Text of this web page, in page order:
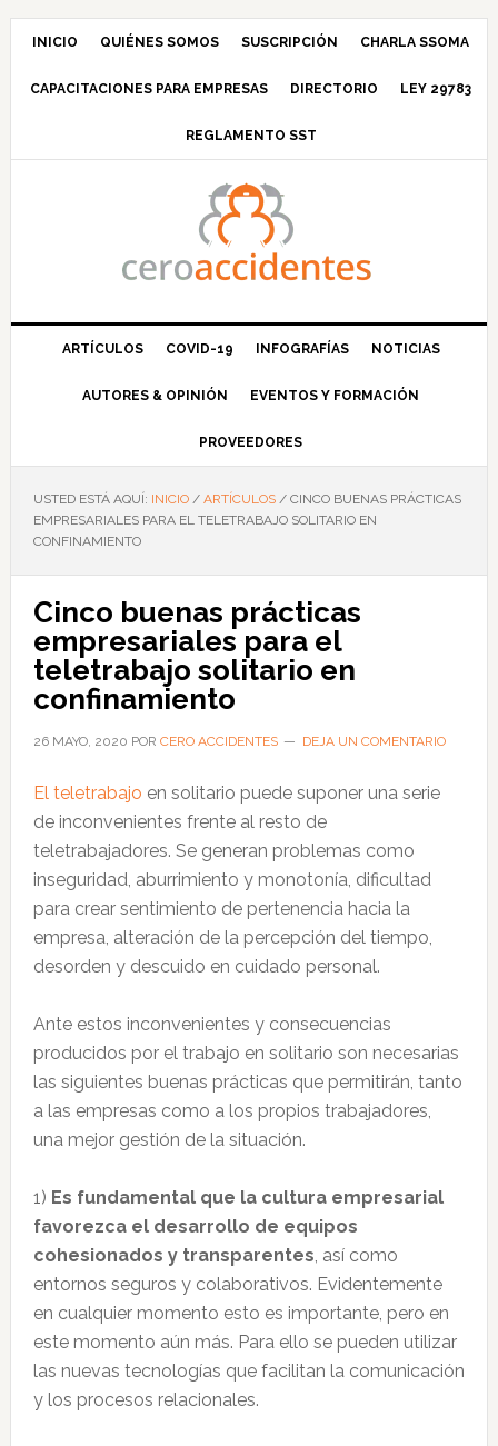
Saltar
navegación
Saltar
principal
Saltar
barra
principal
Saltar
INICIO QUIÉNES SOMOS SUSCRIPCIÓN CHARLA SSOMA
CAPACITACIONES PARA EMPRESAS DIRECTORIO LEY 29783
REGLAMENTO SST
ARTÍCULOS COVID-19 INFOGRAFÍAS NOTICIAS
AUTORES & OPINIÓN EVENTOS Y FORMACIÓN
PROVEEDORES
USTED ESTÁ AQUÍ: INICIO / ARTÍCULOS /CINCO BUENAS PRÁCTICAS
EMPRESARIALES PARA EL TELETRABAJO SOLITARIO EN
CONFINAMIENTO
Cinco buenas prácticas
empresariales para el
teletrabajo solitario en
confinamiento
26 MAYO, 2020 POR CERO ACCIDENTES DEJA UN COMENTARIO
El teletrabajo en solitario puede suponer una serie
de inconvenientes frente al resto de
teletrabajadores. Se generan problemas como
inseguridad, aburrimiento y monotonía, dificultad
para crear sentimiento de pertenencia hacia la
empresa, alteración de la percepción del tiempo,
desorden y descuido en cuidado personal.
Ante estos inconvenientes y consecuencias
producidos por el trabajo en solitario son necesarias
las siguientes buenas prácticas que permitirán, tanto
a las empresas como a los propios trabajadores,
una mejor gestión de la situación.
1) Es fundamental que la cultura empresarial
favorezca el desarrollo de equipos
cohesionados y transparentes, así como
entornos seguros y colaborativos. Evidentemente
en cualquier momento esto es importante, pero en
este momento aún más. Para ello se pueden utilizar
las nuevas tecnologías que facilitan la comunicación
y los procesos relacionales.